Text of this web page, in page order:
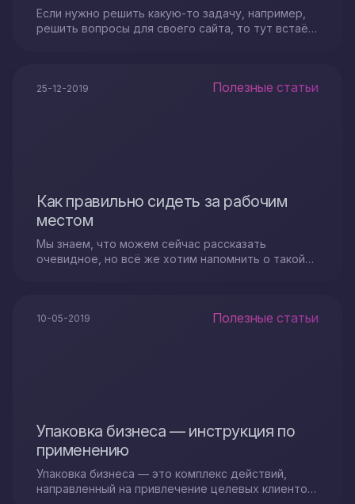
Если нужно решить какую-то задачу, например,
решить вопросы для своего сайта, то тут встаёт
25-12-2019 Полезные статьи
Как правильно сидеть за рабочим
местом
Мы знаем, что можем сейчас рассказать
очевидное, но всё же хотим напомнить о такой
10-05-2019 Полезные статьи
Упаковка бизнеса — инструкция по
применению
Упаковка бизнеса — это комплекс действий,
направленный на привлечение целевых клиентов,